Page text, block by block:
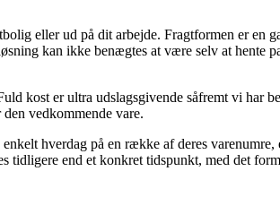
eller ud på dit arbejde. Fragtformen er en
kan ikke benægtes at være selv at hente
kost er ultra udslagsgivende såfremt vi har
vedkommende vare.
hverdag på en række af deres
tidligere end et konkret tidspunkt, med det